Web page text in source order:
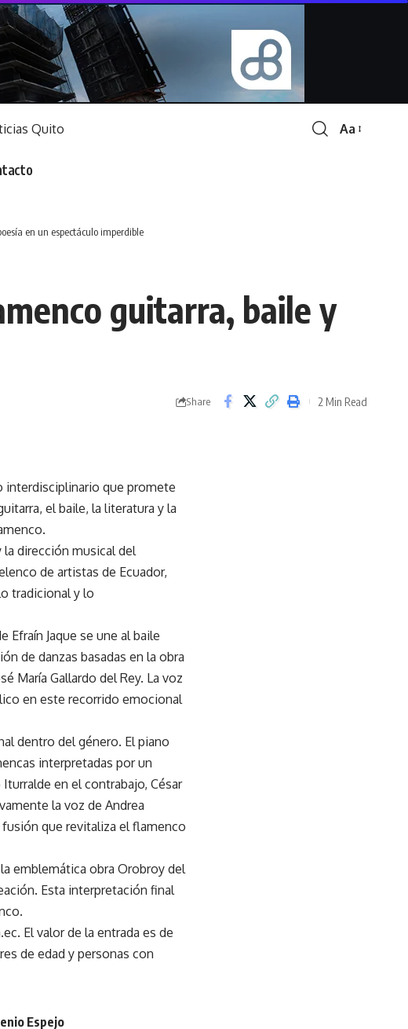
Font
Aa
en un espectáculo imperdible
guitarra, baile y
Share 2 Min Read
interdisciplinario que promete
el baile, la literatura y la
la dirección musical del
de artistas de Ecuador,
tradicional y lo
Efraín Jaque se une al baile
de danzas basadas en la obra
María Gallardo del Rey. La voz
en este recorrido emocional
dentro del género. El piano
interpretadas por un
en el contrabajo, César
la voz de Andrea
que revitaliza el flamenco
emblemática obra Orobroy del
Esta interpretación final
. El valor de la entrada es de
de edad y personas con
Espejo